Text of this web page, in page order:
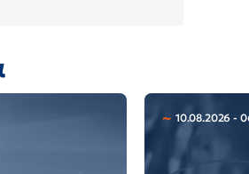
10.08.2026 -